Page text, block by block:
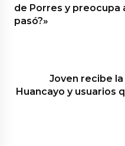
de Porres y preocupa
pasó?»
Joven recibe
Huancayo y usuarios